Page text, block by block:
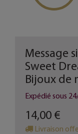
Message
Sweet
Bijoux de
Expédié sous
14,00 €
Livraison